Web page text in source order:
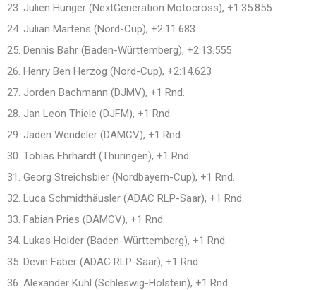
23. Julien Hunger (NextGeneration Motocross), +1:35.855
24. Julian Martens (Nord-Cup), +2:11.683
25. Dennis Bahr (Baden-Württemberg), +2:13.555
26. Henry Ben Herzog (Nord-Cup), +2:14.623
27. Jorden Bachmann (DJMV), +1 Rnd.
28. Jan Leon Thiele (DJFM), +1 Rnd.
29. Jaden Wendeler (DAMCV), +1 Rnd.
30. Tobias Ehrhardt (Thüringen), +1 Rnd.
31. Georg Streichsbier (Nordbayern-Cup), +1 Rnd.
32. Luca Schmidthäusler (ADAC RLP-Saar), +1 Rnd.
33. Fabian Pries (DAMCV), +1 Rnd.
34. Lukas Holder (Baden-Württemberg), +1 Rnd.
35. Devin Faber (ADAC RLP-Saar), +1 Rnd.
36. Alexander Kühl (Schleswig-Holstein), +1 Rnd.